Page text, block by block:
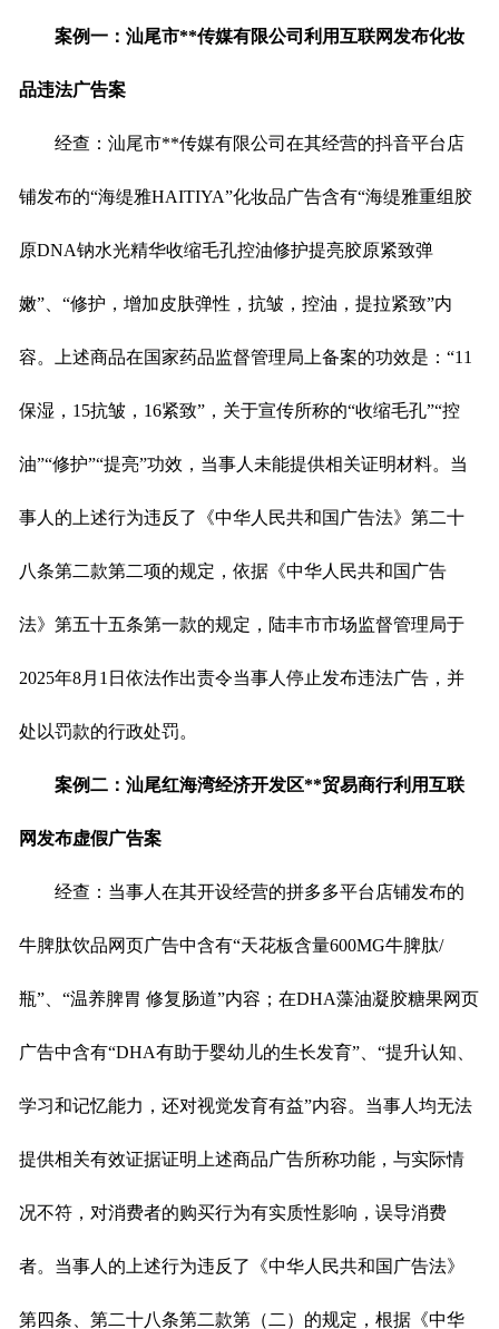
案例一：汕尾市**传媒有限公司利用互联网发布化妆
品违法广告案
经查：汕尾市**传媒有限公司在其经营的抖音平台店
铺发布的“海缇雅HAITIYA”化妆品广告含有“海缇雅重组胶
原DNA钠水光精华收缩毛孔控油修护提亮胶原紧致弹
嫩”、“修护，增加皮肤弹性，抗皱，控油，提拉紧致”内
容。上述商品在国家药品监督管理局上备案的功效是：“11
保湿，15抗皱，16紧致”，关于宣传所称的“收缩毛孔”“控
油”“修护”“提亮”功效，当事人未能提供相关证明材料。当
事人的上述行为违反了《中华人民共和国广告法》第二十
八条第二款第二项的规定，依据《中华人民共和国广告
法》第五十五条第一款的规定，陆丰市市场监督管理局于
2025年8月1日依法作出责令当事人停止发布违法广告，并
处以罚款的行政处罚。
案例二：汕尾红海湾经济开发区**贸易商行利用互联
网发布虚假广告案
经查：当事人在其开设经营的拼多多平台店铺发布的
牛脾肽饮品网页广告中含有“天花板含量600MG牛脾肽/
瓶”、“温养脾胃 修复肠道”内容；在DHA藻油凝胶糖果网页
广告中含有“DHA有助于婴幼儿的生长发育”、“提升认知、
学习和记忆能力，还对视觉发育有益”内容。当事人均无法
提供相关有效证据证明上述商品广告所称功能，与实际情
况不符，对消费者的购买行为有实质性影响，误导消费
者。当事人的上述行为违反了《中华人民共和国广告法》
第四条、第二十八条第二款第（二）的规定，根据《中华